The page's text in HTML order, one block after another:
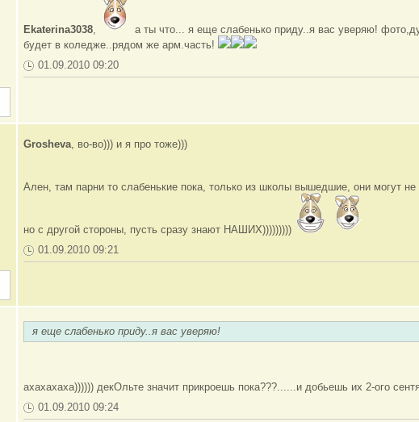
Ekaterina3038, а ты что... я еще слабенько приду..я вас уверяю!
будет в коледже..рядом же арм.часть!
01.09.2010 09:20
Grosheva, во-во))) и я про тоже)))
Ален, там парни то слабенькие пока, только из школы вышедшие, они могут не
но с другой стороны, пусть сразу знают НАШИХ)))))))))
01.09.2010 09:21
я еще слабенько приду..я вас уверяю!
ахахахаха)))))) декОльте значит прикроешь пока???......и добьешь их 2-ого
01.09.2010 09:24